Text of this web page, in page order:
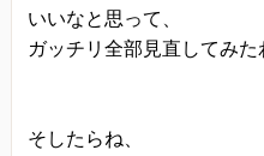
いいなと思って、
ガッチリ全部見直してみた
そしたらね、